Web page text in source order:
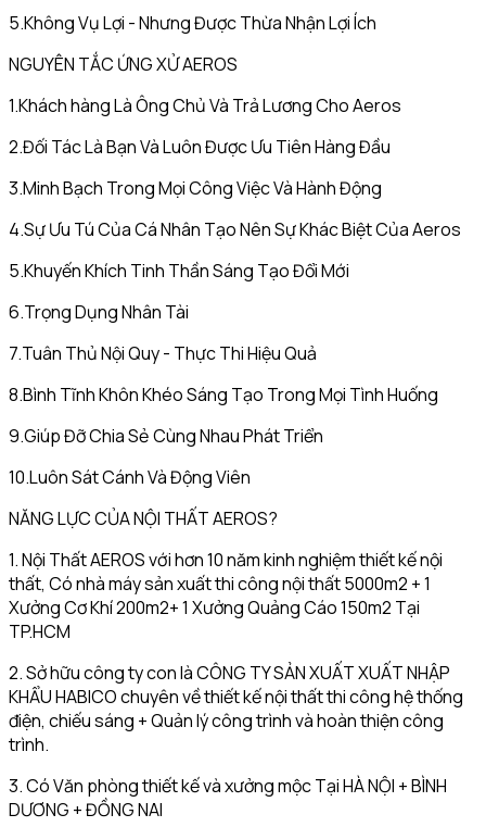
5.Không Vụ Lợi - Nhưng Được Thừa Nhận Lợi Ích
NGUYÊN TẮC ỨNG XỬ AEROS
1.Khách hàng Là Ông Chủ Và Trả Lương Cho Aeros
2.Đối Tác Là Bạn Và Luôn Được Ưu Tiên Hàng Đầu
3.Minh Bạch Trong Mọi Công Việc Và Hành Động
4.Sự Ưu Tú Của Cá Nhân Tạo Nên Sự Khác Biệt Của Aeros
5.Khuyến Khích Tinh Thần Sáng Tạo Đổi Mới
6.Trọng Dụng Nhân Tài
7.Tuân Thủ Nội Quy - Thực Thi Hiệu Quả
8.Bình Tĩnh Khôn Khéo Sáng Tạo Trong Mọi Tình Huống
9.Giúp Đỡ Chia Sẻ Cùng Nhau Phát Triển
10.Luôn Sát Cánh Và Động Viên
NĂNG LỰC CỦA NỘI THẤT AEROS?
1. Nội Thất AEROS với hơn 10 năm kinh nghiệm thiết kế nội
thất, Có nhà máy sản xuất thi công nội thất 5000m2 + 1
Xưởng Cơ Khí 200m2+ 1 Xưởng Quảng Cáo 150m2 Tại
TP.HCM
2. Sở hữu công ty con là CÔNG TY SẢN XUẤT XUẤT NHẬP
KHẨU HABICO chuyên về thiết kế nội thất thi công hệ thống
điện, chiếu sáng + Quản lý công trình và hoàn thiện công
trình.
3. Có Văn phòng thiết kế và xưởng mộc Tại HÀ NỘI + BÌNH
DƯƠNG + ĐỒNG NAI